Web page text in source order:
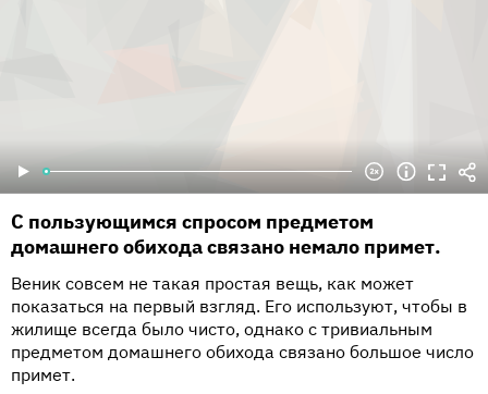
С пользующимся спросом предметом
домашнего обихода связано немало примет.
Веник совсем не такая простая вещь, как может
показаться на первый взгляд. Его используют, чтобы в
жилище всегда было чисто, однако с тривиальным
предметом домашнего обихода связано большое число
примет.